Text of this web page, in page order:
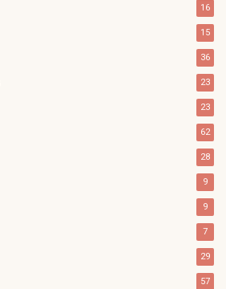
16
15
36
23
23
62
28
9
9
7
29
57